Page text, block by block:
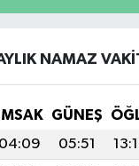
NAMAZ
İMSAK GÜNEŞ
04:09 05:51